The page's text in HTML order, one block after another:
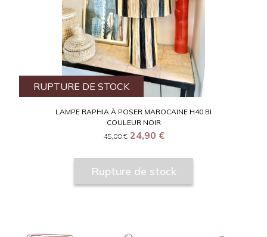
RUPTURE DE STOCK
LAMPE RAPHIA À POSER MAROCAINE H40 BI
COULEUR NOIR
45,00 € 24,90 €
Rupture de stock